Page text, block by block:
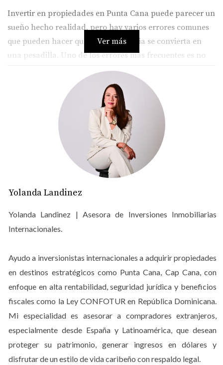
Invertir en propiedades en Punta Cana puede parecer un
sueño hecho realidad, pero hay varios errores comunes
que pueden hacer que esa experiencia se convierta en
una pesadilla. Uno de los errores más frecuentes es no
realizar una investigación adecuada del mercado.
Muchos inversores se dejan llevar por la belleza del
lugar y las promesas de rentabilidad sin analizar
profundamente la ubicación, el tipo de propiedad y la
demanda del mercado. Esto puede resultar en
inversiones poco rentables o, peor aún, en la pérdida
total del capital invertido. Otro error común es
subestimar los costos asociados con la compra y
mantenimiento de una propiedad. Desde impuestos hasta
tarifas de mantenimiento, estos gastos pueden
acumularse rápidamente y afectar el retorno de la
un asesoramiento adecuado, es fácil caer en trampas
legales o perderse entre la burocracia local. Por último,
uno de los errores más graves es no tener un plan claro
para la propiedad después de la compra. Algunos
inversores adquieren propiedades con la esperanza de
que se revaloricen con el tiempo sin tener un plan
concreto sobre cómo generar ingresos a corto plazo.
Esto puede llevar a una situación financiera complicada
Ver más
Yolanda Landinez
Yolanda Landinez | Asesora de Inversiones Inmobiliarias
Internacionales.
Ayudo a inversionistas internacionales a adquirir propiedades
en destinos estratégicos como Punta Cana, Cap Cana, con
enfoque en alta rentabilidad, seguridad jurídica y beneficios
fiscales como la Ley CONFOTUR en República Dominicana.
Mi especialidad es asesorar a compradores extranjeros,
especialmente desde España y Latinoamérica, que desean
proteger su patrimonio, generar ingresos en dólares y
disfrutar de un estilo de vida caribeño con respaldo legal.